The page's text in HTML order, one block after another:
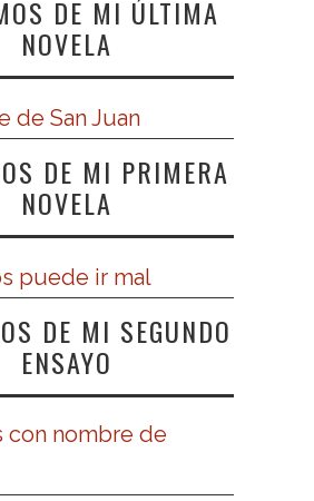
DE MI ÚLTIMA
NOVELA
DE MI PRIMERA
NOVELA
DE MI SEGUNDO
ENSAYO